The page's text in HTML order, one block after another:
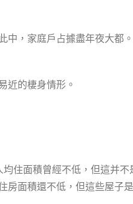
中，家庭戶占據盡年夜大都。
近的棲身情形。
住面積曾經不低，但這并
房面積還不低，但這些屋子